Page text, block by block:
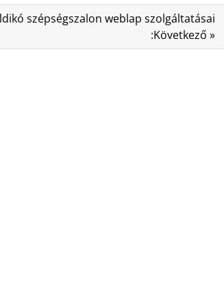
szépségszalon weblap szolgáltatásai
:Következő »